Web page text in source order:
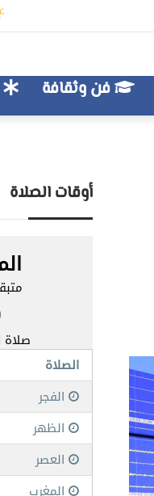
فن وثقافة
أوقات الصلاة